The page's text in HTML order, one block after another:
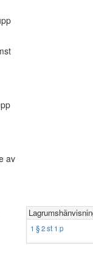
av
1 § 2 st 1 p